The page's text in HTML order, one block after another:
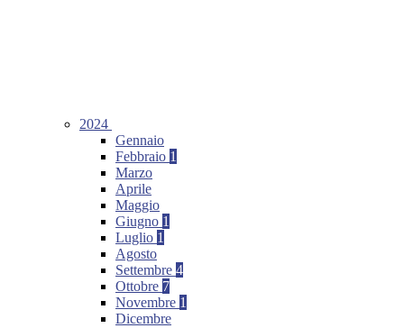
2024
Gennaio
Febbraio 1
Marzo
Aprile
Maggio
Giugno 1
Luglio 1
Agosto
Settembre 4
Ottobre 7
Novembre 1
Dicembre